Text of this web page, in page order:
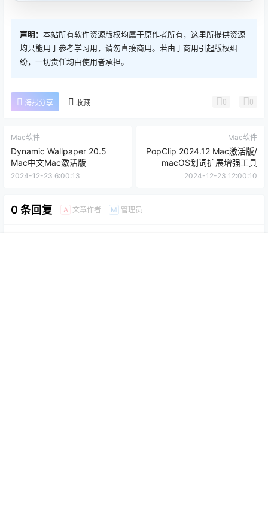
声明： 本站所有软件资源版权均属于原作者所有，这里所提供资源
均只能用于参考学习用，请勿直接商用。若由于商用引起版权纠
纷，一切责任均由使用者承担。
海报分享 收藏 0 0
Mac软件
Dynamic Wallpaper 20.5
Mac中文Mac激活版
2024-12-23 6:00:13
Mac软件
PopClip 2024.12 Mac激活版/
macOS划词扩展增强工具
2024-12-23 12:00:10
0 条回复 A 文章作者 M 管理员